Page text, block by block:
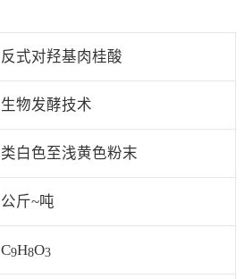
反式对羟基肉桂酸
生物发酵技术
类白色至浅黄色粉末
公斤~吨
C9H8O3